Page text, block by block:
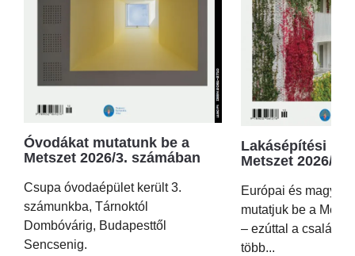
Óvodákat mutatunk be a
Metszet 2026/3. számában
Csupa óvodaépület került 3.
számunkba, Tárnoktól
Dombóvárig, Budapesttől
Sencsenig.
Lakásépítési
Metszet 2026/2.
Európai és magyar
mutatjuk be a
– ezúttal a családi
több...